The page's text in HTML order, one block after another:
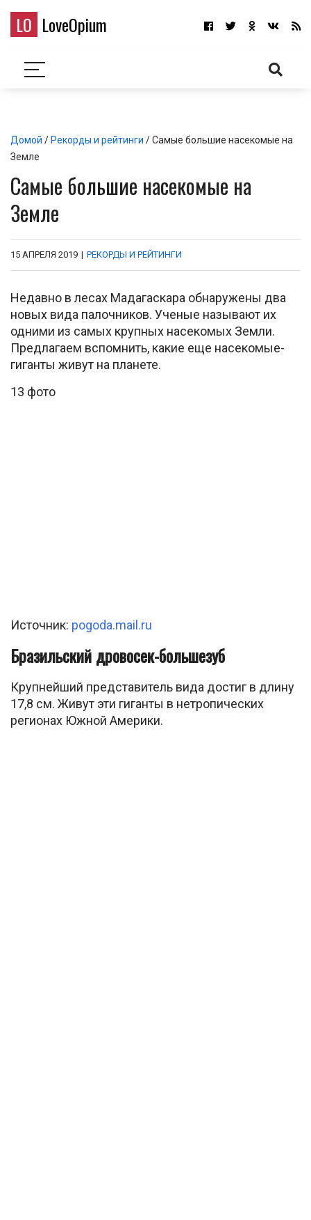
LO LoveOpium
Домой / Рекорды и рейтинги / Самые большие насекомые на
Земле
Самые большие насекомые на
Земле
15 АПРЕЛЯ 2019 | РЕКОРДЫ И РЕЙТИНГИ
Недавно в лесах Мадагаскара обнаружены два
новых вида палочников. Ученые называют их
одними из самых крупных насекомых Земли.
Предлагаем вспомнить, какие еще насекомые-
гиганты живут на планете.
13 фото
Источник: pogoda.mail.ru
Бразильский дровосек-большезуб
Крупнейший представитель вида достиг в длину
17,8 см. Живут эти гиганты в нетропических
регионах Южной Америки.